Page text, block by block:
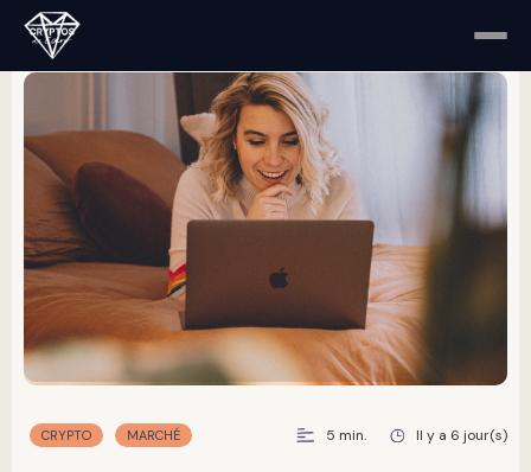
CRYPTO MARCHÉ 5 min. Il y a 6 jour(s)